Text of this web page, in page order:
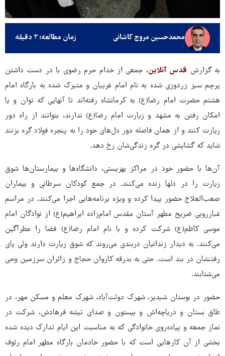
محمدحسین مروج کاشانی زمان مطالعه: ۲ دقیقه
به گزارش قدس آنلاین، جمعی از خدام حرم رضوی با در دست داشتن
پرچم سبز زردوزی شده به نام امام غریبان و متبرک شده به بارگاه امام
هشتم حضرت امام رضا(ع) به کرمانشاه رفته‌اند تا آنهایی که توان و یا
امکان رفتن به مشهد و زیارت امام رضا(ع) ندارند، بتوانند از راه دور
زیارت کنند و از همان فاصله دور دل‌های خود را به پنجره فولاد گره بزنند
شاید که گشایشی در گره زندگی‌شان رخ دهد.
آن‌ها با حضور خود در مراکز بهزیستی، دانشگاه‌ها و بیمارستان‌ها شوق
زیارت را در دلها زنده می‌کنند. در جمع کودکان سرطانی و بیماران
صعب‌العلاج حضور پیدا کرده و ویژه برنامه‌هایی اجرا می‌کنند. در مراسم
غبارروبی ضریح مطهر آستان مقدس امام‌زاده ابراهیم(ع) از نوادگان امام
موسی کاظم(ع) شرکت کرده و با نام امام رضا(ع) فضا را عطرآگین
می‌کنند. به دیدار زندانیان دربندی می‌روند که شوق زیارت دارند ولی پای
رفتنشان در بند است. حتی به بدرقه کاروان حجاج و زائران سرزمین وحی
می‌شتابند.
حضور در بوستان شبدیز، شهرک دولت‌آباد، شهرک معلم و مسکن مهر، در
طاق بستان و دریاچه‌اش و بیستون و صدای تیشه فرهادش، شرکت در
نماز جمعه و پیاده‌روی خانوادگی که به مناسبت این ایام تدارک دیده شده
بخشی از آن کارهایی است که با حضور خادمان بارگاه مطهر امام رئوف